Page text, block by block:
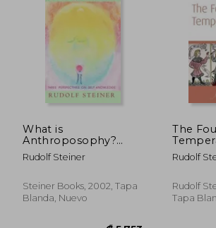
₡ 6.206
What is
Anthroposophy?
Three Spiritual
Perspectives on Self-
(Collected Works) (en
Inglés)
Rudolf Steiner
Steiner Books, 2002, Tapa
Blanda, Nuevo
The
57) (en
Rudolf
Rudolf
Tapa